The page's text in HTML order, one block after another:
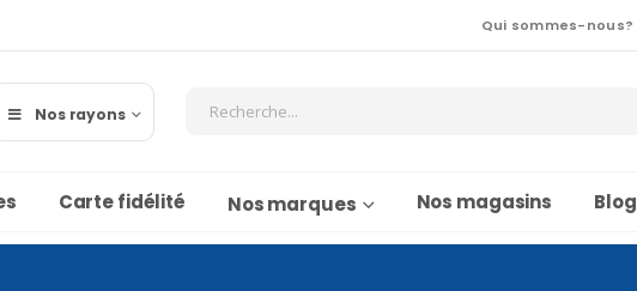
Qui sommes-nous?
Nos rayons
Carte fidélité Nos marques Nos magasins Blog